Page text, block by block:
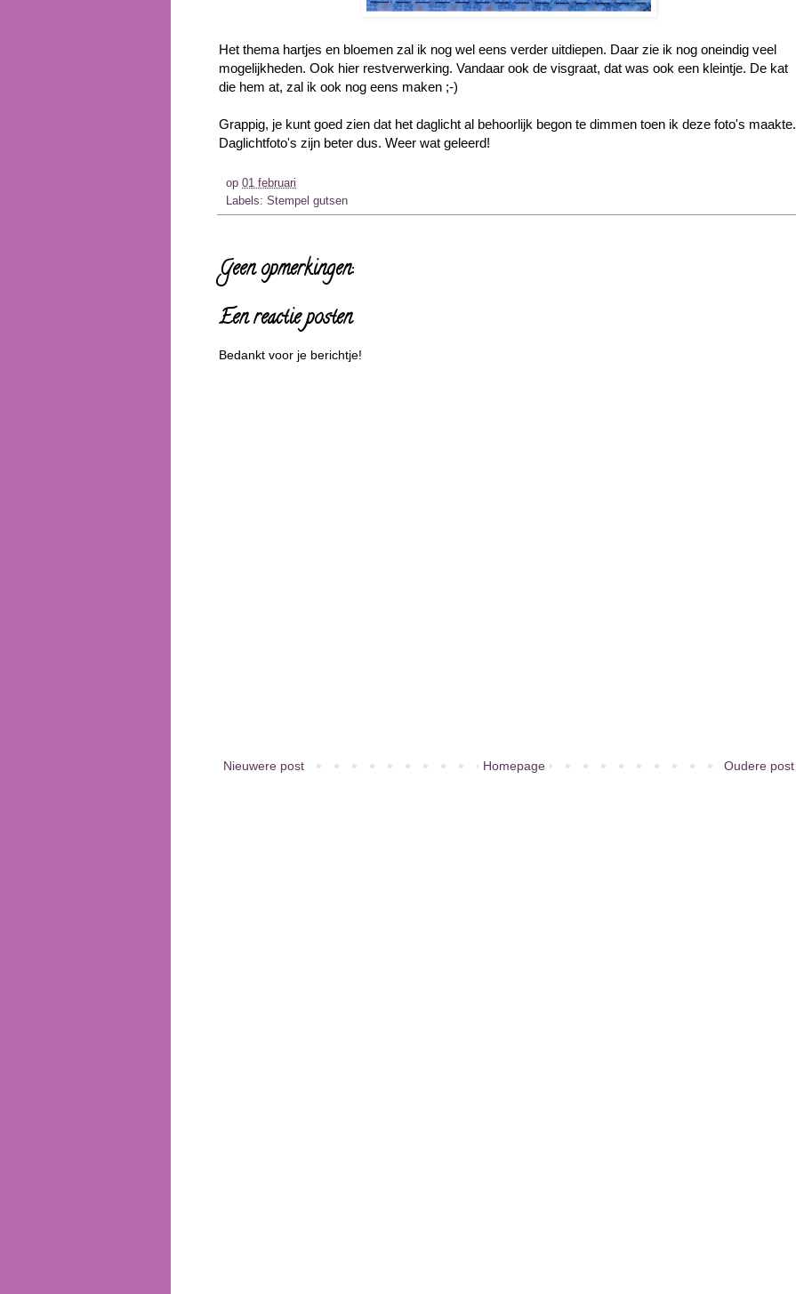
Het thema hartjes en bloemen zal ik nog wel eens verder uitdiepen. Daar zie ik nog oneindig veel
mogelijkheden. Ook hier restverwerking. Vandaar ook de visgraat, dat was ook een kleintje. De kat
die hem at, zal ik ook nog eens maken ;-)
Grappig, je kunt goed zien dat het daglicht al behoorlijk begon te dimmen toen ik deze foto's maakte.
Daglichtfoto's zijn beter dus. Weer wat geleerd!
op 01 februari
Labels: Stempel gutsen
Geen opmerkingen:
Een reactie posten
Bedankt voor je berichtje!
Nieuwere post Oudere post
Homepage